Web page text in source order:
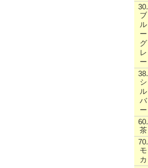
30.
ブ
ル
ー
グ
レ
ー
38.
シ
ル
バ
ー
60.
茶
70.
モ
カ